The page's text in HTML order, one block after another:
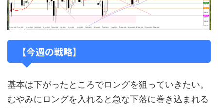
【今週の戦略】
基本は下がったところでロングを狙っていきたい。
むやみにロングを入れると急な下落に巻き込まれる